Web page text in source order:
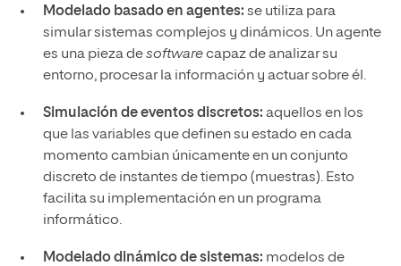
Modelado basado en agentes: se utiliza para
simular sistemas complejos y dinámicos. Un agente
es una pieza desoftwarecapaz de analizar su
entorno, procesar la información y actuar sobre él.
Simulación de eventos discretos: aquellos en los
que las variables que definen su estado en cada
momento cambian únicamente en un conjunto
discreto de instantes de tiempo (muestras). Esto
facilita su implementación en un programa
informático.
Modelado dinámico de sistemas: modelos de